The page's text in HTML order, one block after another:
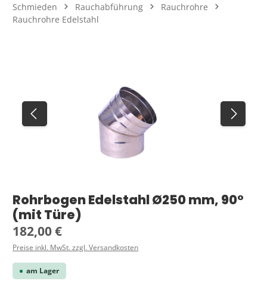
Schmieden Rauchabführung
Rauchrohre
Rauchrohre Edelstahl
Rohrbogen Edelstahl Ø250 mm, 90°
(mit Türe)
Regulärer Preis:
182,00 €
Preise inkl. MwSt. zzgl. Versandkosten
am Lager